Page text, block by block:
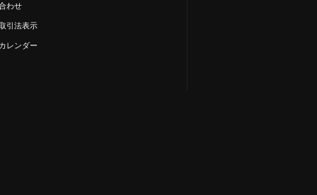
わせ
引法表示
レンダー